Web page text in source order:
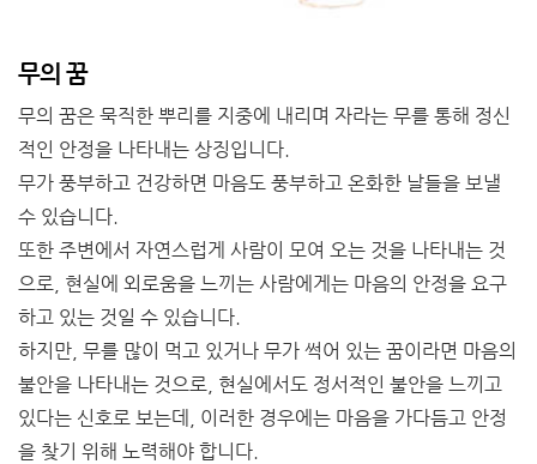
무의 꿈
무의 꿈은 묵직한 뿌리를 지중에 내리며 자라는 무를 통해 정신
적인 안정을 나타내는 상징입니다.
무가 풍부하고 건강하면 마음도 풍부하고 온화한 날들을 보낼
수 있습니다.
또한 주변에서 자연스럽게 사람이 모여 오는 것을 나타내는 것
으로, 현실에 외로움을 느끼는 사람에게는 마음의 안정을 요구
하고 있는 것일 수 있습니다.
하지만, 무를 많이 먹고 있거나 무가 썩어 있는 꿈이라면 마음의
불안을 나타내는 것으로, 현실에서도 정서적인 불안을 느끼고
있다는 신호로 보는데, 이러한 경우에는 마음을 가다듬고 안정
을 찾기 위해 노력해야 합니다.